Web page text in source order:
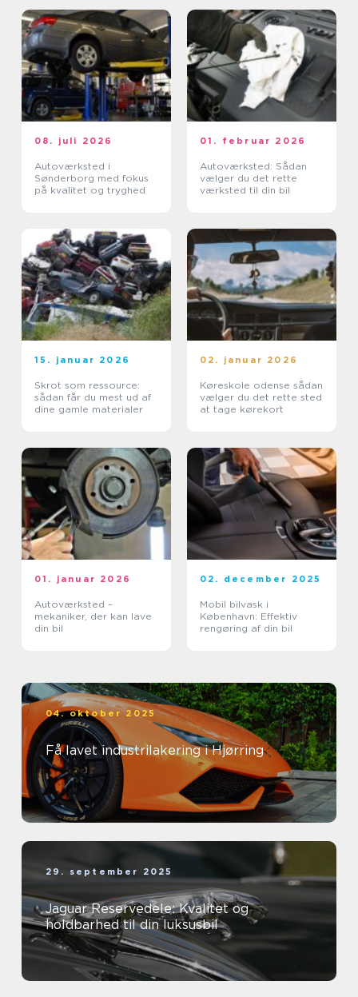
08. juli 2026
Autoværksted i
Sønderborg med fokus
på kvalitet og tryghed
01. februar 2026
Autoværksted: Sådan
vælger du det rette
værksted til din bil
15. januar 2026
Skrot som ressource:
sådan får du mest ud af
dine gamle materialer
02. januar 2026
Køreskole odense sådan
vælger du det rette sted
at tage kørekort
01. januar 2026
Autoværksted –
mekaniker, der kan lave
din bil
02. december 2025
Mobil bilvask i
København: Effektiv
rengøring af din bil
04. oktober 2025
Få lavet industrilakering i Hjørring
29. september 2025
Jaguar Reservedele: Kvalitet og
holdbarhed til din luksusbil